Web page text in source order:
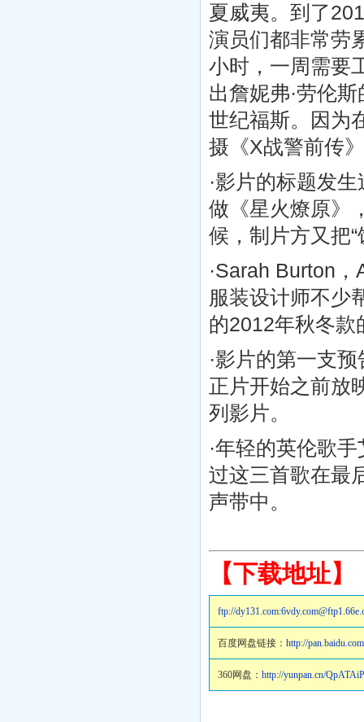
夏威夷。到了
演员们都非常劳
小时，一周需要
出詹妮弗·劳伦
世纪福斯。因为
摄《X战警前传
·影片的标题发
做《星火燎原》
候，制片方又把
·Sarah Burton
服装设计师不少
的2012年秋冬款
·影片的第一支
正片开始之前放
列影片。
·年轻的英伦歌
过这三首歌在最
声带中。
【下载地址】
ftp://
百度网盘链接： http://
360网盘： http://yunpan.cn/